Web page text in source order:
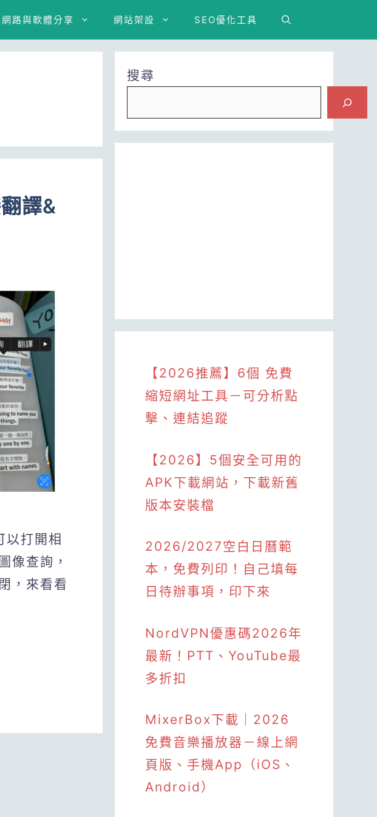
網路與軟體分享 網站架設 SEO優化工具
譯&
以打開相
像查詢，
，來看看
搜尋
【2026推薦】6個 免費
縮短網址工具－可分析點
擊、連結追蹤
【2026】5個安全可用的
APK下載網站，下載新舊
版本安裝檔
2026/2027空白日曆範
本，免費列印！自己填每
日待辦事項，印下來
NordVPN優惠碼2026年
最新！PTT、YouTube最
多折扣
MixerBox下載｜2026
免費音樂播放器－線上網
頁版、手機App（iOS、
Android）